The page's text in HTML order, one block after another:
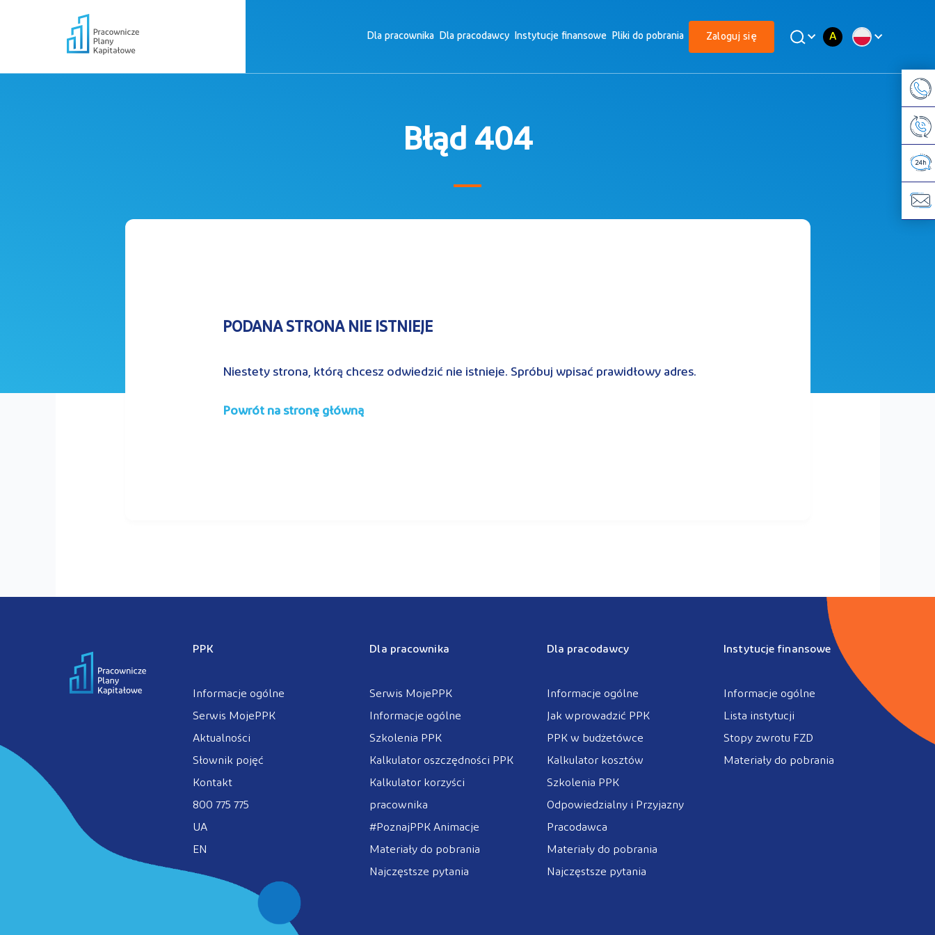
Dla pracownika Dla pracodawcy Instytucje finansowe Pliki do pobrania Zaloguj się A
Błąd 404
PODANA STRONA NIE ISTNIEJE
Niestety strona, którą chcesz odwiedzić nie istnieje. Spróbuj wpisać prawidłowy adres.
Powrót na stronę główną
PPK
Informacje ogólne
Serwis MojePPK
Aktualności
Słownik pojęć
Kontakt
800 775 775
UA
EN
Dla pracownika
Serwis MojePPK
Informacje ogólne
Szkolenia PPK
Kalkulator oszczędności PPK
Kalkulator korzyści
pracownika
#PoznajPPK Animacje
Materiały do pobrania
Najczęstsze pytania
Dla pracodawcy
Informacje ogólne
Jak wprowadzić PPK
PPK w budżetówce
Kalkulator kosztów
Szkolenia PPK
Odpowiedzialny i Przyjazny
Pracodawca
Materiały do pobrania
Najczęstsze pytania
Instytucje finansowe
Informacje ogólne
Lista instytucji
Stopy zwrotu FZD
Materiały do pobrania